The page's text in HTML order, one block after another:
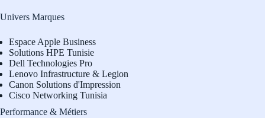
Univers Marques
Espace Apple Business
Solutions HPE Tunisie
Dell Technologies Pro
Lenovo Infrastructure & Legion
Canon Solutions d'Impression
Cisco Networking Tunisia
Performance & Métiers